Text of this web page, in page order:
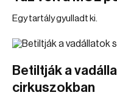
Egy tartály gyulladt ki.
Betiltják a
cirkuszokban